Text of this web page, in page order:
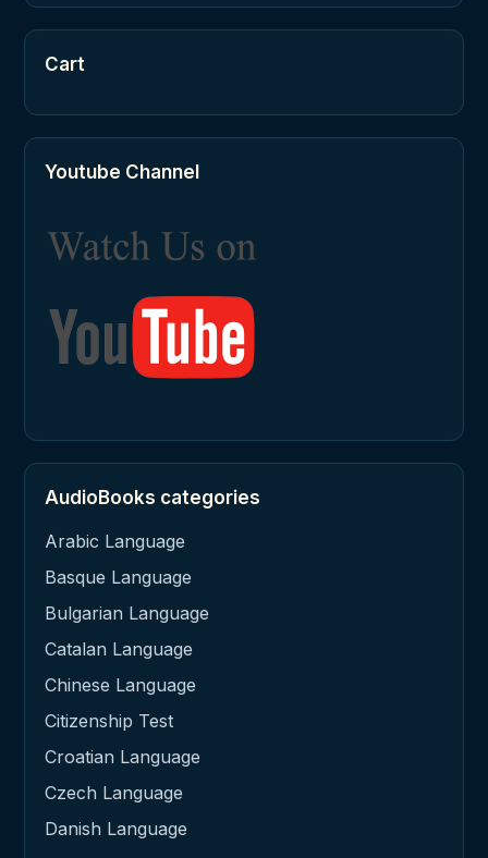
Cart
Youtube Channel
AudioBooks categories
Arabic Language
Basque Language
Bulgarian Language
Catalan Language
Chinese Language
Citizenship Test
Croatian Language
Czech Language
Danish Language